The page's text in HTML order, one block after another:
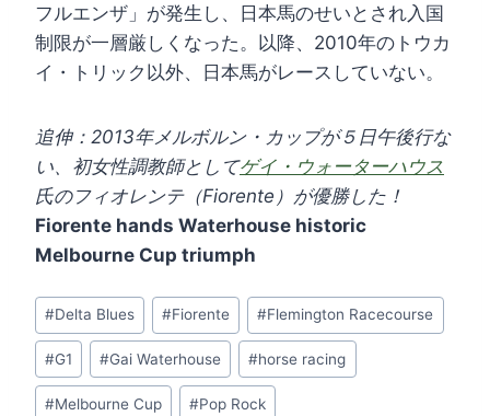
フルエンザ」が発生し、日本馬のせいとされ入国
制限が一層厳しくなった。以降、2010年のトウカ
イ・トリック以外、日本馬がレースしていない。
追伸：2013年メルボルン・カップが５日午後行な
い、初女性調教師としてゲイ・ウォーターハウス
氏のフィオレンテ（Fiorente）が優勝した！
Fiorente hands Waterhouse historic
Melbourne Cup triumph
Post
Tags:
#Delta Blues #Fiorente #Flemington Racecourse
#G1 #Gai Waterhouse #horse racing
#Melbourne Cup #Pop Rock